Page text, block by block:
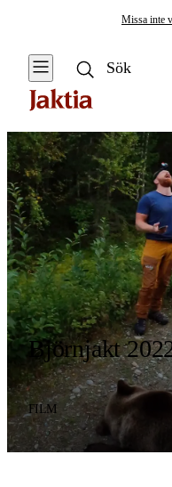
Missa inte
Björnjakt
FILM